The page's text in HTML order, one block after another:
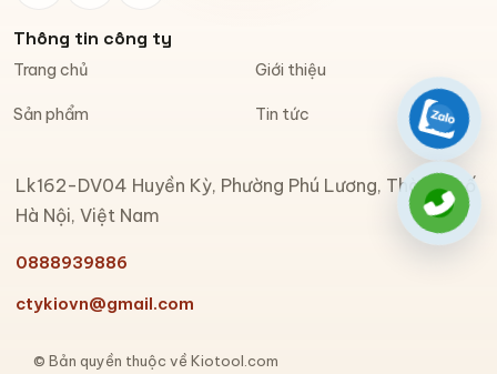
Thông tin công ty
Trang chủ Giới thiệu
Sản phẩm Tin tức
Lk162-DV04 Huyền Kỳ, Phường Phú Lương, Thành phố
Hà Nội, Việt Nam
0888939886
ctykiovn@gmail.com
© Bản quyền thuộc về Kiotool.com
Zalo
Gọi